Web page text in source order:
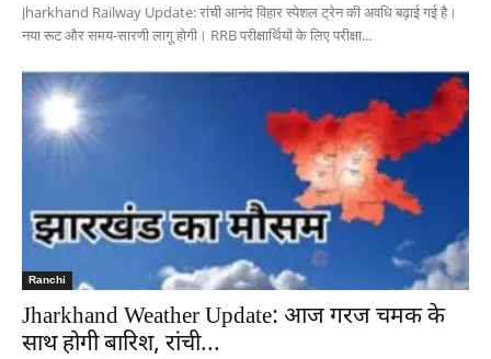
Jharkhand Railway Update: रांची आनंद विहार स्पेशल ट्रेन की अवधि बढ़ाई गई है।
नया रूट और समय-सारणी लागू होगी। RRB परीक्षार्थियों के लिए परीक्षा...
Ranchi
Jharkhand Weather Update: आज गरज चमक के
साथ होगी बारिश, रांची...